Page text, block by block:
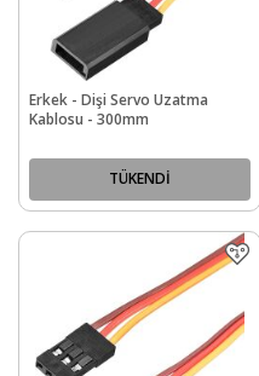
Erkek - Dişi Servo Uzatma
Kablosu - 300mm
TÜKENDİ